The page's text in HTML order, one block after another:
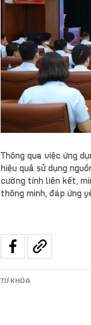
Thông qua việc ứng
hiệu quả sử dụng
cường tính liên kết,
thông minh, đáp ứng
TỪ KHÓA